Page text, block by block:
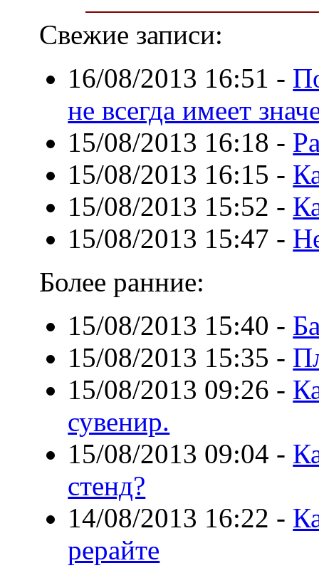
Свежие записи:
16/08/2013 16:51 -
не всегда имеет
15/08/2013 16:18 -
15/08/2013 16:15 -
15/08/2013 15:52 -
15/08/2013 15:47 -
Более ранние:
15/08/2013 15:40 -
15/08/2013 15:35 -
15/08/2013 09:26 -
сувенир.
15/08/2013 09:04 -
стенд?
14/08/2013 16:22 -
рерайте